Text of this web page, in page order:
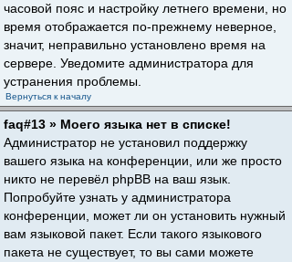
часовой пояс и настройку летнего времени, но
время отображается по-прежнему неверное,
значит, неправильно установлено время на
сервере. Уведомите администратора для
устранения проблемы.
Вернуться к началу
faq#13 » Моего языка нет в списке!
Администратор не установил поддержку
вашего языка на конференции, или же просто
никто не перевёл phpBB на ваш язык.
Попробуйте узнать у администратора
конференции, может ли он установить нужный
вам языковой пакет. Если такого языкового
пакета не существует, то вы сами можете